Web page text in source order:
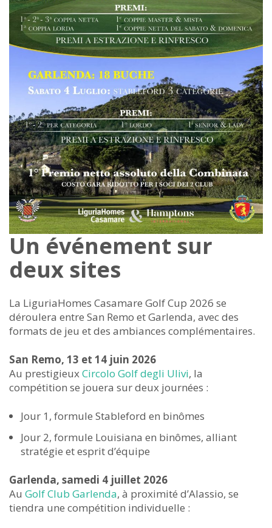
Un événement sur
deux sites
La LiguriaHomes Casamare Golf Cup 2026 se
déroulera entre San Remo et Garlenda, avec des
formats de jeu et des ambiances complémentaires.
San Remo, 13 et 14 juin 2026
Au prestigieuxCircolo Golf degli Ulivi, la
compétition se jouera sur deux journées :
Jour 1, formule Stableford en binômes
Jour 2, formule Louisiana en binômes, alliant
stratégie et esprit d’équipe
Garlenda, samedi 4 juillet 2026
Au Golf Club Garlenda, à proximité d’Alassio, se
tiendra une compétition individuelle :